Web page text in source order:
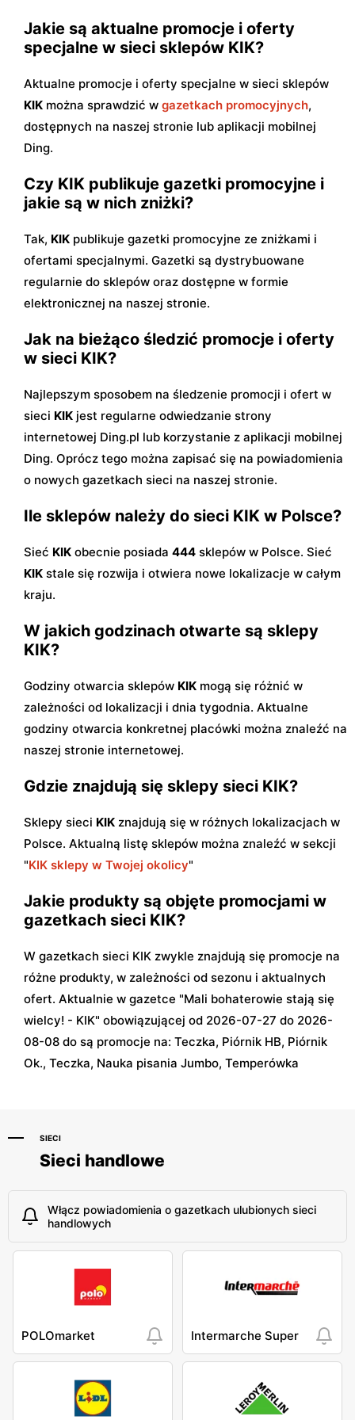
Jakie są aktualne promocje i oferty
specjalne w sieci sklepów KIK?
Aktualne promocje i oferty specjalne w sieci sklepów
KIK można sprawdzić w gazetkach promocyjnych,
dostępnych na naszej stronie lub aplikacji mobilnej
Ding.
Czy KIK publikuje gazetki promocyjne i
jakie są w nich zniżki?
Tak, KIK publikuje gazetki promocyjne ze zniżkami i
ofertami specjalnymi. Gazetki są dystrybuowane
regularnie do sklepów oraz dostępne w formie
elektronicznej na naszej stronie.
Jak na bieżąco śledzić promocje i oferty
w sieci KIK?
Najlepszym sposobem na śledzenie promocji i ofert w
sieci KIK jest regularne odwiedzanie strony
internetowej Ding.pl lub korzystanie z aplikacji mobilnej
Ding. Oprócz tego można zapisać się na powiadomienia
o nowych gazetkach sieci na naszej stronie.
Ile sklepów należy do sieci KIK w Polsce?
Sieć KIK obecnie posiada 444 sklepów w Polsce. Sieć
KIK stale się rozwija i otwiera nowe lokalizacje w całym
kraju.
W jakich godzinach otwarte są sklepy
KIK?
Godziny otwarcia sklepów KIK mogą się różnić w
zależności od lokalizacji i dnia tygodnia. Aktualne
godziny otwarcia konkretnej placówki można znaleźć na
naszej stronie internetowej.
Gdzie znajdują się sklepy sieci KIK?
Sklepy sieci KIK znajdują się w różnych lokalizacjach w
Polsce. Aktualną listę sklepów można znaleźć w sekcji
"KIK sklepy w Twojej okolicy"
Jakie produkty są objęte promocjami w
gazetkach sieci KIK?
W gazetkach sieci KIK zwykle znajdują się promocje na
różne produkty, w zależności od sezonu i aktualnych
ofert. Aktualnie w gazetce "Mali bohaterowie stają się
wielcy! - KIK" obowiązującej od 2026-07-27 do 2026-
08-08 do są promocje na: Teczka, Piórnik HB, Piórnik
Ok., Teczka, Nauka pisania Jumbo, Temperówka
SIECI
Sieci handlowe
Włącz powiadomienia o gazetkach ulubionych sieci
handlowych
POLOmarket Intermarche Super